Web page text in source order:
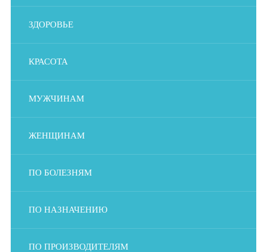
ЗДОРОВЬЕ
КРАСОТА
МУЖЧИНАМ
ЖЕНЩИНАМ
ПО БОЛЕЗНЯМ
ПО НАЗНАЧЕНИЮ
ПО ПРОИЗВОДИТЕЛЯМ